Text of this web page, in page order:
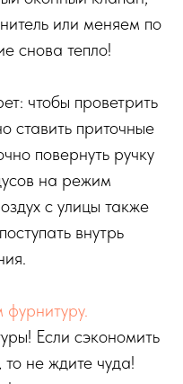
или меняем по
снова тепло!
чтобы проветрить
ставить приточные
повернуть ручку
на режим
с улицы также
внутрь
Если сэкономить
не ждите чуда!